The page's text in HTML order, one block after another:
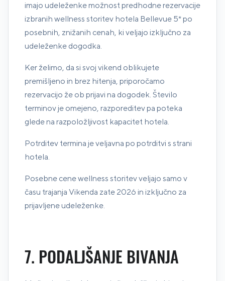
imajo udeleženke možnost predhodne rezervacije
izbranih wellness storitev hotela Bellevue 5* po
posebnih, znižanih cenah, ki veljajo izključno za
udeleženke dogodka.
Ker želimo, da si svoj vikend oblikujete
premišljeno in brez hitenja, priporočamo
rezervacijo že ob prijavi na dogodek. Število
terminov je omejeno, razporeditev pa poteka
glede na razpoložljivost kapacitet hotela.
Potrditev termina je veljavna po potrditvi s strani
hotela.
Posebne cene wellness storitev veljajo samo v
času trajanja Vikenda zate 2026 in izključno za
prijavljene udeleženke.
7. PODALJŠANJE BIVANJA